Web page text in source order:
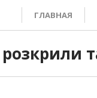
ГЛАВНАЯ